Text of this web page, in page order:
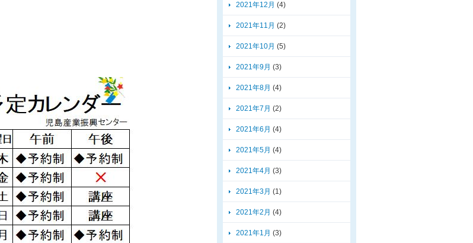
2021年12月 (4)
2021年11月 (2)
2021年10月 (5)
2021年9月 (3)
2021年8月 (4)
2021年7月 (2)
2021年6月 (4)
2021年5月 (4)
2021年4月 (3)
2021年3月 (1)
2021年2月 (4)
2021年1月 (3)